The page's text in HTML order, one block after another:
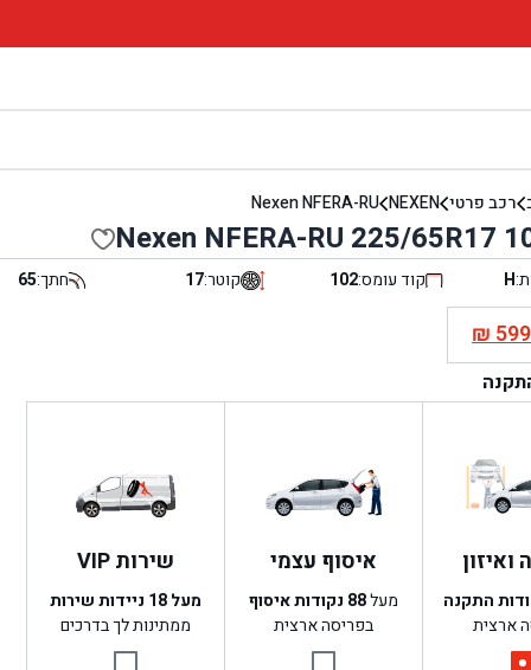
רכב פרטי NEXEN
Nexen NFERA-RU
Nexen NFERA-RU 225/65R17
H קוד עומס:102 קוטר:17 חתך:65
₪599
התקנה
ארצית
איסוף עצמי
מעל88 נקודות איסוף
בפריסה ארצית
שירות VIP
מעל 18 ניידות שירות
ממתינות לך בדרכים